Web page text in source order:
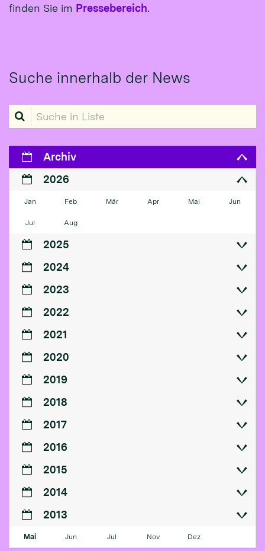
finden Sie im Pressebereich.
Suche innerhalb der News
Suche in Liste
Archiv
2026
Jan Feb Mär Apr Mai Jun
Jul Aug
2025
2024
2023
2022
2021
2020
2019
2018
2017
2016
2015
2014
2013
Mai Jun Jul Nov Dez